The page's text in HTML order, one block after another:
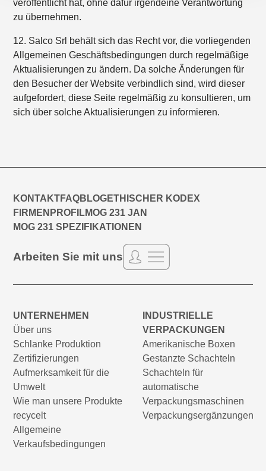
veröffentlicht hat, ohne dafür irgendeine Verantwortung
zu übernehmen.
12. Salco Srl behält sich das Recht vor, die vorliegenden
Allgemeinen Geschäftsbedingungen durch regelmäßige
Aktualisierungen zu ändern. Da solche Änderungen für
den Besucher der Website verbindlich sind, wird dieser
aufgefordert, diese Seite regelmäßig zu konsultieren, um
sich über solche Aktualisierungen zu informieren.
KONTAKTFAQBLOGETHISCHER KODEX
FIRMENPROFILMOG 231 JAN
MOG 231 SPEZIFIKATIONEN
Arbeiten Sie mit uns
UNTERNEHMEN
Über uns
Schlanke Produktion
Zertifizierungen
Aufmerksamkeit für die
Umwelt
Wie man unsere Produkte
recycelt
Allgemeine
Verkaufsbedingungen
INDUSTRIELLE
VERPACKUNGEN
Amerikanische Boxen
Gestanzte Schachteln
Schachteln für
automatische
Verpackungsmaschinen
Verpackungsergänzungen